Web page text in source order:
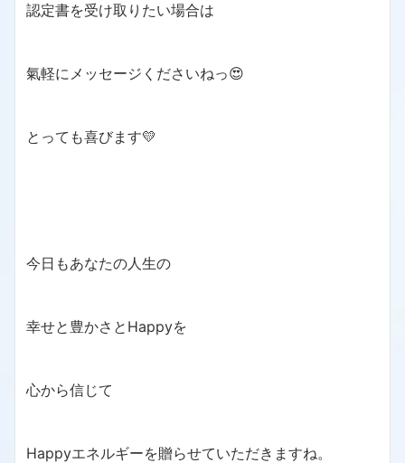
認定書を受け取りたい場合は
氣軽にメッセージくださいねっ😍
とっても喜びます💛
今日もあなたの人生の
幸せと豊かさとHappyを
心から信じて
Happyエネルギーを贈らせていただきますね。